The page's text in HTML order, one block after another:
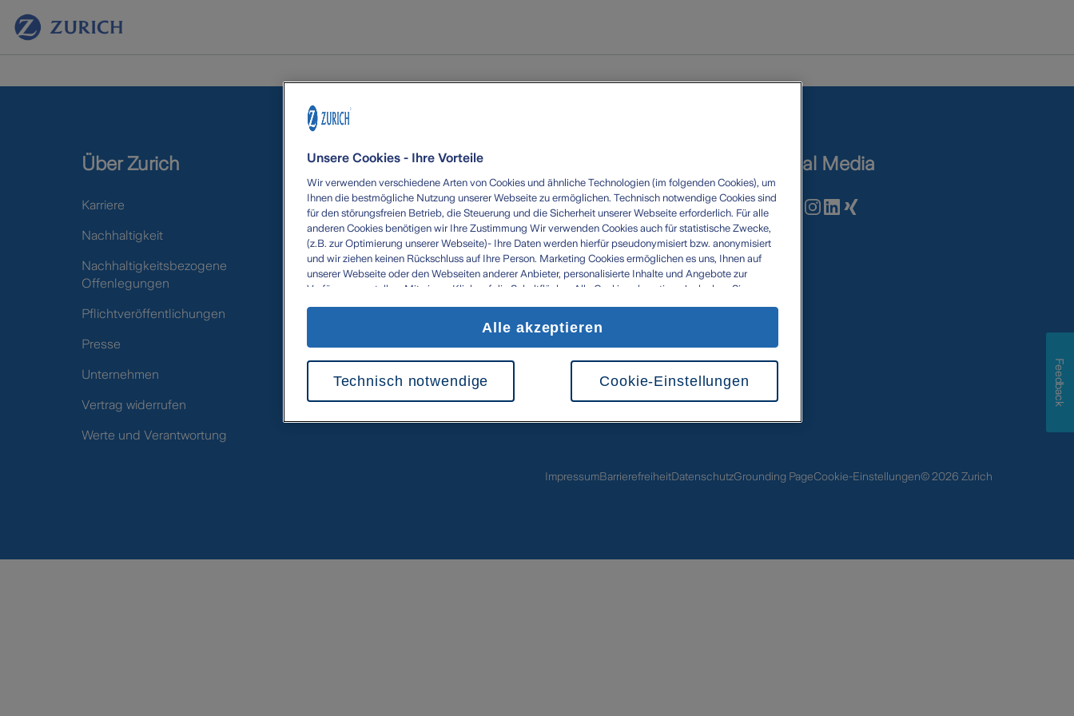
Feedback
Unsere Cookies - Ihre Vorteile
Wir verwenden verschiedene Arten von Cookies und ähnliche Technologien (im folgenden Cookies), um
Ihnen die bestmögliche Nutzung unserer Webseite zu ermöglichen. Technisch notwendige Cookies sind
für den störungsfreien Betrieb, die Steuerung und die Sicherheit unserer Webseite erforderlich. Für alle
anderen Cookies benötigen wir Ihre Zustimmung Wir verwenden Cookies auch für statistische Zwecke,
(z.B. zur Optimierung unserer Webseite)- Ihre Daten werden hierfür pseudonymisiert bzw. anonymisiert
und wir ziehen keinen Rückschluss auf Ihre Person. Marketing Cookies ermöglichen es uns, Ihnen auf
unserer Webseite oder den Webseiten anderer Anbieter, personalisierte Inhalte und Angebote zur
Verfügung zu stellen. Mit einem Klick auf die Schaltfläche „Alle Cookies akzeptieren' erlauben Sie uns
die Datenverarbeitung durch sämtliche dieser Cookies durch uns oder unsere technologischen Partner,
ggf. auch zu eigenen Zwecken. Im Zusammenhang mit der Nutzung von Drittanbieter-Tools (z.B. Google
Analytics) kann es zu einer Datenübermittlung in Länder kommen, die kein mit der EU vergleichbares
Datenschutzniveau aufweisen (z.B. USA). Es besteht dort das Risiko, dass Behörden die Daten nutzen
und analysieren sowie Ihre Betroffenenrechte nicht durchgesetzt werden können- Ihre Einwilligung
können Sie jederzeit über die Cookie Einstellungen mit Wirkung für die Zukunft widerrufen. Weitere
Cookie-Einstellungen
Technisch notwendige
Alle akzeptieren